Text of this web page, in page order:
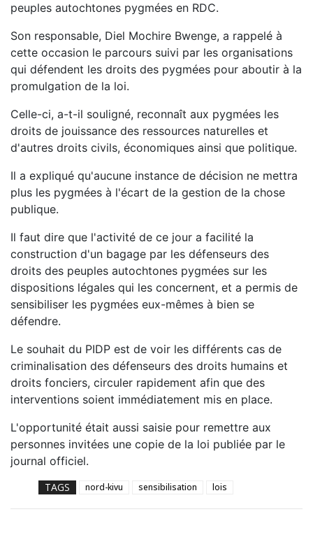
peuples autochtones pygmées en RDC.
Son responsable, Diel Mochire Bwenge, a rappelé à
cette occasion le parcours suivi par les organisations
qui défendent les droits des pygmées pour aboutir à la
promulgation de la loi.
Celle-ci, a-t-il souligné, reconnaît aux pygmées les
droits de jouissance des ressources naturelles et
d'autres droits civils, économiques ainsi que politique.
Il a expliqué qu'aucune instance de décision ne mettra
plus les pygmées à l'écart de la gestion de la chose
publique.
Il faut dire que l'activité de ce jour a facilité la
construction d'un bagage par les défenseurs des
droits des peuples autochtones pygmées sur les
dispositions légales qui les concernent, et a permis de
sensibiliser les pygmées eux-mêmes à bien se
défendre.
Le souhait du PIDP est de voir les différents cas de
criminalisation des défenseurs des droits humains et
droits fonciers, circuler rapidement afin que des
interventions soient immédiatement mis en place.
L'opportunité était aussi saisie pour remettre aux
personnes invitées une copie de la loi publiée par le
journal officiel.
TAGS nord-kivu sensibilisation lois